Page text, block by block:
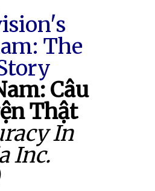
The
Câu
Thật
In
Inc.